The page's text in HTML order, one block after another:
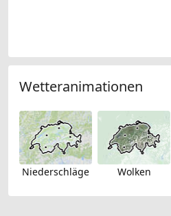
Wetteranimationen
Niederschläge Wolken